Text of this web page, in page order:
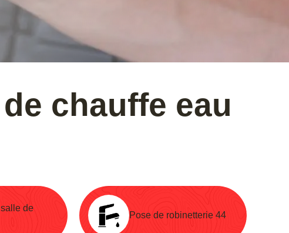
chauffe eau
de
Pose de robinetterie 44